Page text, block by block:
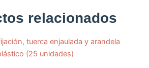
relacionados